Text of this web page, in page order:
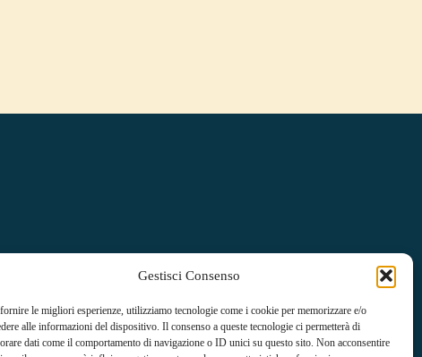
Gestisci Consenso
le migliori esperienze, utilizziamo tecnologie come i cookie per memorizzare e/o
alle informazioni del dispositivo. Il consenso a queste tecnologie ci permetterà di
dati come il comportamento di navigazione o ID unici su questo sito. Non acconsentire